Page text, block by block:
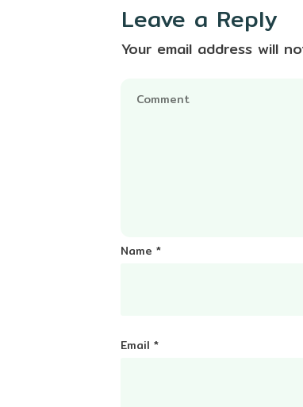
Leave a Reply
Your email address will
Name *
Email *